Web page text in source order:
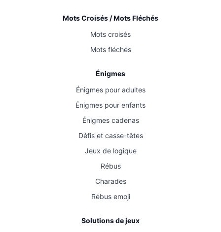
Mots Croisés / Mots Fléchés
Mots croisés
Mots fléchés
Énigmes
Énigmes pour adultes
Énigmes pour enfants
Énigmes cadenas
Défis et casse-têtes
Jeux de logique
Rébus
Charades
Rébus emoji
Solutions de jeux